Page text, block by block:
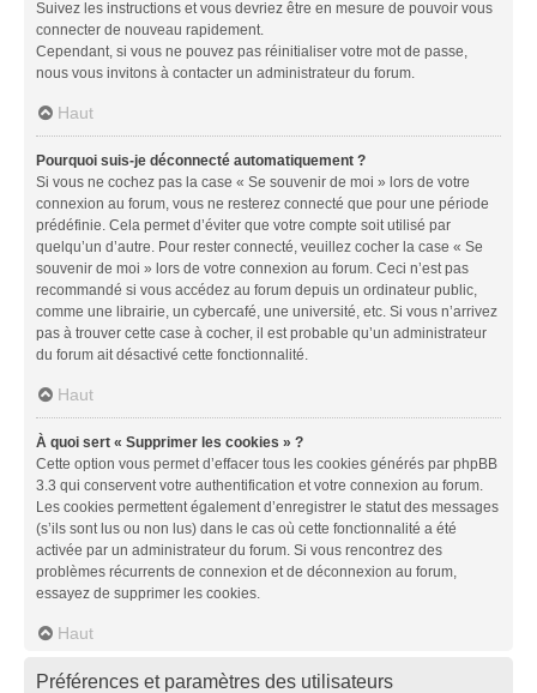
Suivez les instructions et vous devriez être en mesure de pouvoir vous
connecter de nouveau rapidement.
Cependant, si vous ne pouvez pas réinitialiser votre mot de passe,
nous vous invitons à contacter un administrateur du forum.
Haut
Pourquoi suis-je déconnecté automatiquement ?
Si vous ne cochez pas la case « Se souvenir de moi » lors de votre
connexion au forum, vous ne resterez connecté que pour une période
prédéfinie. Cela permet d’éviter que votre compte soit utilisé par
quelqu’un d’autre. Pour rester connecté, veuillez cocher la case « Se
souvenir de moi » lors de votre connexion au forum. Ceci n’est pas
recommandé si vous accédez au forum depuis un ordinateur public,
comme une librairie, un cybercafé, une université, etc. Si vous n’arrivez
pas à trouver cette case à cocher, il est probable qu’un administrateur
du forum ait désactivé cette fonctionnalité.
Haut
À quoi sert « Supprimer les cookies » ?
Cette option vous permet d’effacer tous les cookies générés par phpBB
3.3 qui conservent votre authentification et votre connexion au forum.
Les cookies permettent également d’enregistrer le statut des messages
(s’ils sont lus ou non lus) dans le cas où cette fonctionnalité a été
activée par un administrateur du forum. Si vous rencontrez des
problèmes récurrents de connexion et de déconnexion au forum,
essayez de supprimer les cookies.
Haut
Préférences et paramètres des utilisateurs